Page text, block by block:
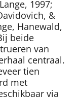
1997;
&
Hanewald,
beide
van
centraal.
tien
met
via